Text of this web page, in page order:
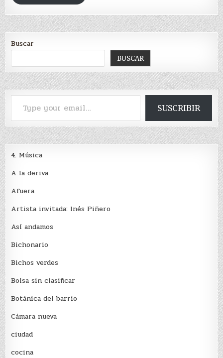
Buscar
BUSCAR
Type your email…
SUSCRIBIR
4. Música
A la deriva
Afuera
Artista invitada: Inés Piñero
Así andamos
Bichonario
Bichos verdes
Bolsa sin clasificar
Botánica del barrio
Cámara nueva
ciudad
cocina